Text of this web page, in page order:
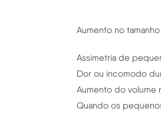
Aumento no
Assimetria de
Dor ou incomodo
Aumento do volume
Quando os